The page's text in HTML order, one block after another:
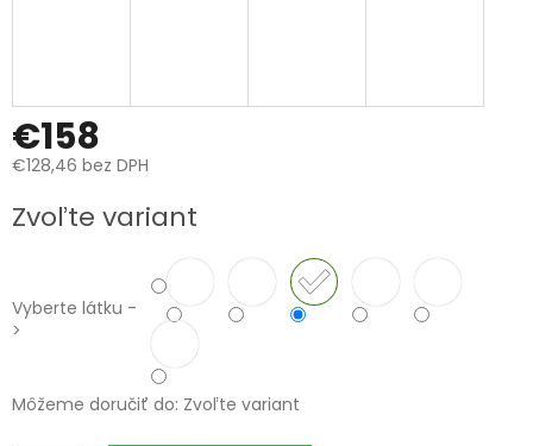
€158
€128,46 bez DPH
cena:
Zvoľte variant
Vyberte látku -
>
Môžeme doručiť do: Zvoľte variant